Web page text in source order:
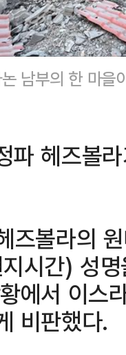
남부의 한 마을
파 헤즈볼
즈볼라의
시간) 성
에서 이스
비판했다.